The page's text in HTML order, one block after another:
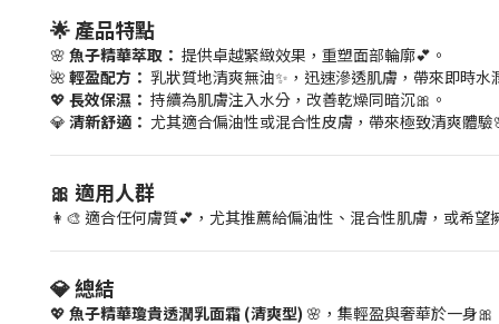
🌟 產品特點
🌸 魚子精華萃取： 提供卓越緊緻效果，重塑面部輪廓💕。
🌺 輕盈配方： 乳狀質地清爽無油✨，迅速滲透肌膚，帶來即時水
💖 長效保濕： 持續為肌膚注入水分，改善乾燥同暗沉🎀。
💎 清新舒適： 尤其適合偏油性或混合性皮膚，帶來極致清爽體驗
🎀 適用人群
👩‍🎨 適合任何膚質💕，尤其推薦給偏油性、混合性肌膚，或希望
💎 總結
💖 魚子精華瓊貴透潤乳面霜 (清爽型) 🌸，集輕盈與奢華於一身